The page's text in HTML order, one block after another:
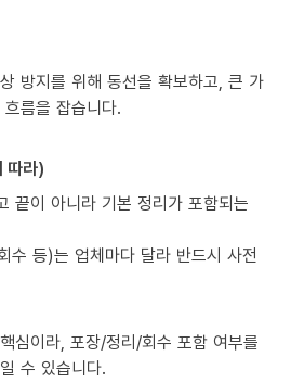
방지를 위해 동선을 확보하고, 큰 가
름을 잡습니다.
따라)
끝이 아니라 기본 정리가 포함되는
수 등)는 업체마다 달라 반드시 사전
심이라, 포장/정리/회수 포함 여부를
수 있습니다.